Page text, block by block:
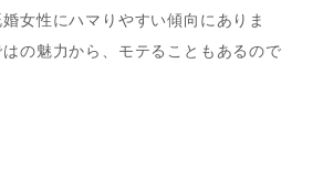
女性にハマりやすい傾向にありま
の魅力から、モテることもあるので